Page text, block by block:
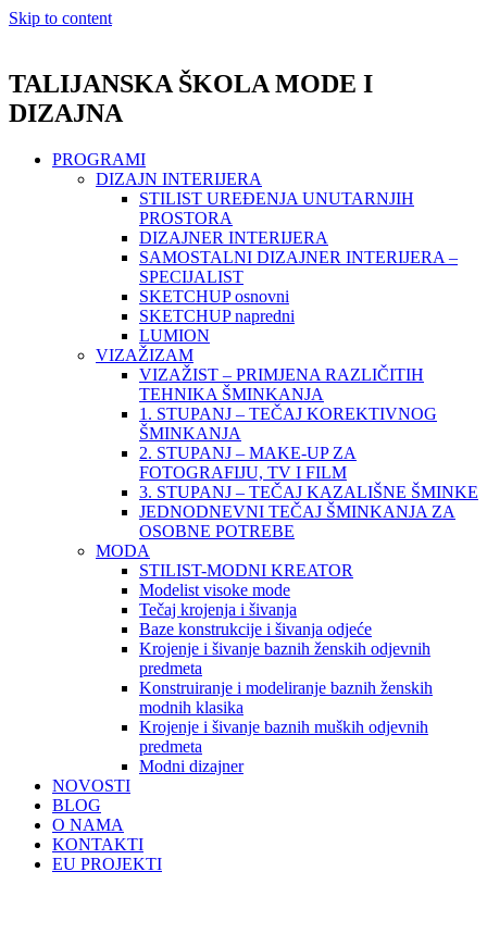
Skip to content
TALIJANSKA ŠKOLA MODE I
DIZAJNA
PROGRAMI
DIZAJN INTERIJERA
STILIST UREĐENJA UNUTARNJIH
PROSTORA
DIZAJNER INTERIJERA
SAMOSTALNI DIZAJNER INTERIJERA –
SPECIJALIST
SKETCHUP osnovni
SKETCHUP napredni
LUMION
VIZAŽIZAM
VIZAŽIST – PRIMJENA RAZLIČITIH
TEHNIKA ŠMINKANJA
1. STUPANJ – TEČAJ KOREKTIVNOG
ŠMINKANJA
2. STUPANJ – MAKE-UP ZA
FOTOGRAFIJU, TV I FILM
3. STUPANJ – TEČAJ KAZALIŠNE ŠMINKE
JEDNODNEVNI TEČAJ ŠMINKANJA ZA
OSOBNE POTREBE
MODA
STILIST-MODNI KREATOR
Modelist visoke mode
Tečaj krojenja i šivanja
Baze konstrukcije i šivanja odjeće
Krojenje i šivanje baznih ženskih odjevnih
predmeta
Konstruiranje i modeliranje baznih ženskih
modnih klasika
Krojenje i šivanje baznih muških odjevnih
predmeta
Modni dizajner
NOVOSTI
BLOG
O NAMA
KONTAKTI
EU PROJEKTI